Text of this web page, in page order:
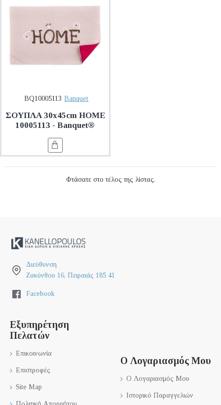
BQ10005113 Banquet
ΣΟΥΠΛΑ 30x45cm HOME
10005113 - Banquet®
Φτάσατε στο τέλος της λίστας.
Διεύθυνση
Ζακύνθου 16, Πειραιάς 185 41
Facebook
Εξυπηρέτηση
Πελατών
Επικοινωνία
Επιστροφές
Site Map
Ο Λογαριασμός Μου
Ο Λογαριασμός Μου
Ιστορικό Παραγγελιών